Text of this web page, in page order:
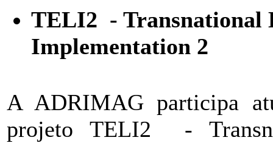
TELI2 - Transnational
Implementation 2
A ADRIMAG participa
projeto TELI2 -